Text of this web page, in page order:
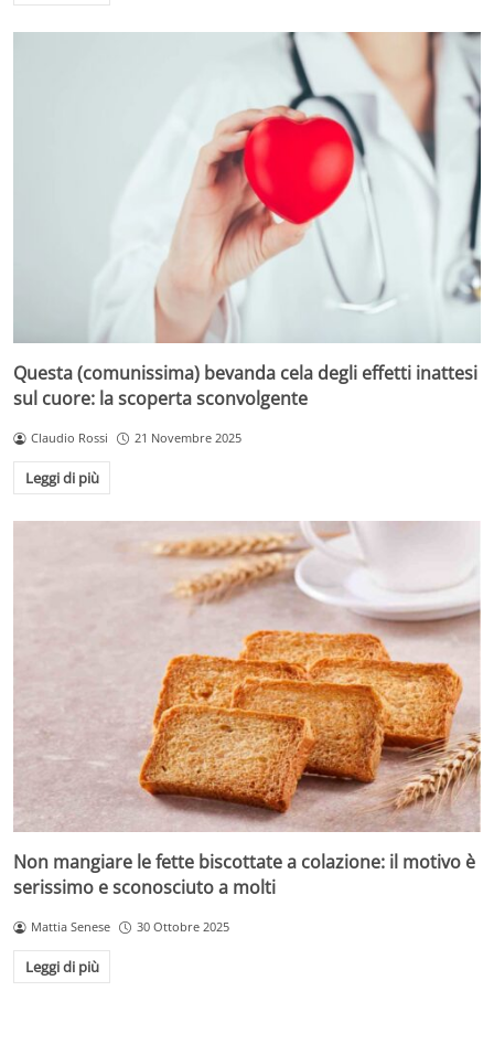
Questa (comunissima) bevanda cela degli effetti inattesi
sul cuore: la scoperta sconvolgente
Claudio Rossi 21 Novembre 2025
Leggi di più
Non mangiare le fette biscottate a colazione: il motivo è
serissimo e sconosciuto a molti
Mattia Senese 30 Ottobre 2025
Leggi di più